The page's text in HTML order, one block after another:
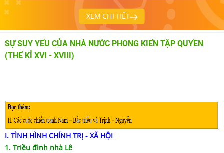
XEM CHI TIẾT
SỰ SUY YẾU CỦA NHÀ NƯỚC PHONG KIẾN TẬP QUYỀN
(THẾ KỈ XVI - XVIII)
I. TÌNH HÌNH CHÍNH TRỊ - XÃ HỘI
1. Triều đình nhà Lê